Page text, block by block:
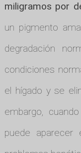
miligramos por
un pigmento
degradación
condiciones
el hígado y se
embargo,
puede aparecer